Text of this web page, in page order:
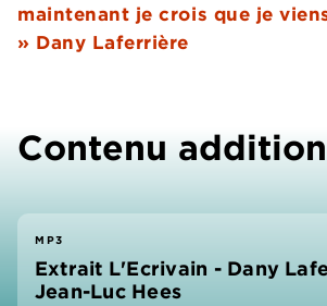
maintenant je crois que je
» Dany Laferrière
Contenu
MP3
Extrait L'Ecrivain - Dany
Jean-Luc Hees